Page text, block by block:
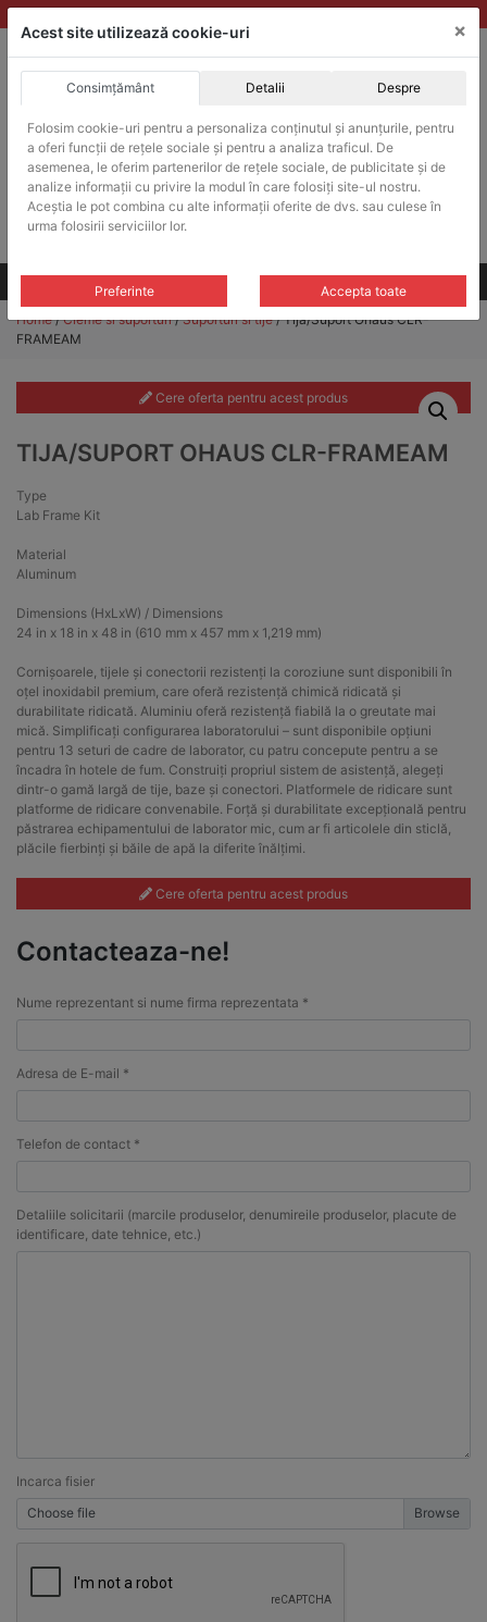
Skip
to
ACHIZITII PUBLICE
Produsele pot fi achizitionate si in sistemul SEAP / SICAP
Products
search
CAUTARE
Toate produsele
Home/Cleme si suporturi/Suporturi si tije/ Tija/Suport Ohaus CLR-
FRAMEAM
Cere oferta pentru acest produs
TIJA/SUPORT OHAUS CLR-FRAMEAM
Type
Lab Frame Kit
Material
Aluminum
Dimensions (HxLxW) / Dimensions
24 in x 18 in x 48 in (610 mm x 457 mm x 1,219 mm)
Cornișoarele, tijele și conectorii rezistenți la coroziune sunt disponibili în
oțel inoxidabil premium, care oferă rezistență chimică ridicată și
durabilitate ridicată. Aluminiu oferă rezistență fiabilă la o greutate mai
mică. Simplificați configurarea laboratorului – sunt disponibile opțiuni
pentru 13 seturi de cadre de laborator, cu patru concepute pentru a se
încadra în hotele de fum. Construiți propriul sistem de asistență, alegeți
dintr-o gamă largă de tije, baze și conectori. Platformele de ridicare sunt
platforme de ridicare convenabile. Forță și durabilitate excepțională pentru
păstrarea echipamentului de laborator mic, cum ar fi articolele din sticlă,
plăcile fierbinți și băile de apă la diferite înălțimi.
Cere oferta pentru acest produs
Contacteaza-ne!
Nume reprezentant si nume firma reprezentata *
Adresa de E-mail *
Telefon de contact *
Detaliile solicitarii (marcile produselor, denumireile produselor, placute de
identificare, date tehnice, etc.)
Incarca fisier
Choose file
Acest site utilizează cookie-uri ×
Consimțământ Detalii Despre
Folosim cookie-uri pentru a personaliza conținutul și anunțurile, pentru
a oferi funcții de rețele sociale și pentru a analiza traficul. De
asemenea, le oferim partenerilor de rețele sociale, de publicitate și de
analize informații cu privire la modul în care folosiți site-ul nostru.
Aceștia le pot combina cu alte informații oferite de dvs. sau culese în
urma folosirii serviciilor lor.
Preferinte Accepta toate